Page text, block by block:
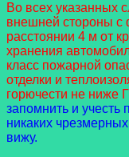
Во всех указанных
внешней стороны с
расстоянии 4 м от
хранения
класс пожарной
отделки и
горючести не ниже
запомнить и учесть
никаких
вижу.